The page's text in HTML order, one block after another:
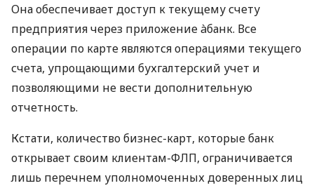
Она обеспечивает доступ к текущему счету
предприятия через приложение àбанк. Все
операции по карте являются операциями текущего
счета, упрощающими бухгалтерский учет и
позволяющими не вести дополнительную
отчетность.
Кстати, количество бизнес-карт, которые банк
открывает своим клиентам-ФЛП, ограничивается
лишь перечнем уполномоченных доверенных лиц